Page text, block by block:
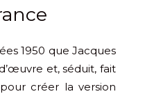
1950 que Jacques
et, séduit, fait
créer la version